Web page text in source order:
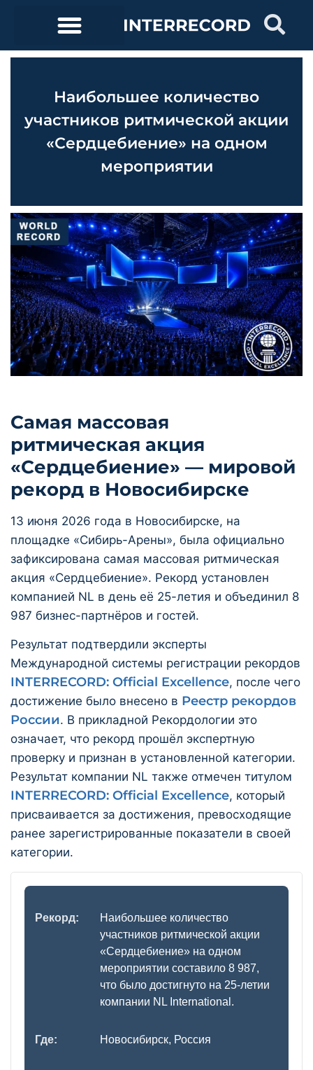
Наибольшее количество
участников ритмической акции
«Сердцебиение» на одном
мероприятии
Самая массовая
ритмическая акция
«Сердцебиение» — мировой
рекорд в Новосибирске
13 июня 2026 года в Новосибирске, на
площадке «Сибирь-Арены», была официально
зафиксирована самая массовая ритмическая
акция «Сердцебиение». Рекорд установлен
компанией NL в день её 25-летия и объединил 8
987 бизнес-партнёров и гостей.
Результат подтвердили эксперты
Международной системы регистрации рекордов
INTERRECORD: Official Excellence, после чего
достижение было внесено в Реестр рекордов
России. В прикладной Рекордологии это
означает, что рекорд прошёл экспертную
проверку и признан в установленной категории.
Результат компании NL также отмечен титулом
INTERRECORD: Official Excellence, который
присваивается за достижения, превосходящие
ранее зарегистрированные показатели в своей
категории.
Рекорд:
Наибольшее количество
участников ритмической акции
«Сердцебиение» на одном
мероприятии составило 8 987,
что было достигнуто на 25-летии
компании NL International.
Где: Новосибирск, Россия